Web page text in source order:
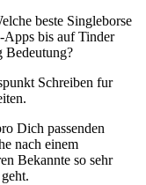
beste Singleborse
Apps bis auf Tinder
Bedeutung?
Schreiben fur
Dich passenden
nach einem
Bekannte so sehr